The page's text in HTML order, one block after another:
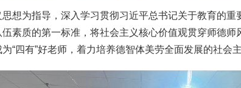
想为指导，深入学习贯彻习近平总书记关于教育的
素质的第一标准，将社会主义核心价值观贯穿师德
“四有”好老师，着力培养德智体美劳全面发展的社会